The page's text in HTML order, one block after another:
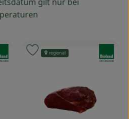
006 , Kontrollstelle:
DE-ÖKO-006
regional
Produkt zu Favouriten